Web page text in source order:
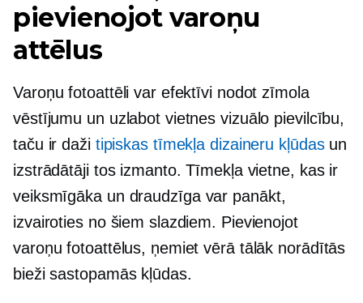
pievienojot varoņu
attēlus
Varoņu fotoattēli var efektīvi nodot zīmola
vēstījumu un uzlabot vietnes vizuālo pievilcību,
taču ir daži tipiskas tīmekļa dizaineru kļūdasun
izstrādātāji tos izmanto. Tīmekļa vietne, kas ir
veiksmīgāka un draudzīgavar panākt,
izvairoties no šiem slazdiem. Pievienojot
varoņu fotoattēlus, ņemiet vērā tālāk norādītās
bieži sastopamās kļūdas.